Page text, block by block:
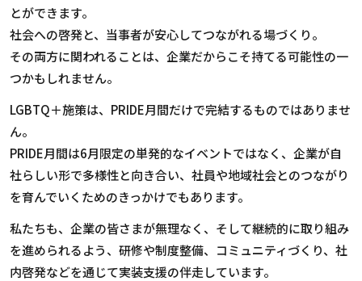
とができます。
社会への啓発と、当事者が安心してつながれる場づくり。
その両方に関われることは、企業だからこそ持てる可能性の一
つかもしれません。
LGBTQ＋施策は、 PRIDE月間だけで完結するものではありませ
ん。
PRIDE月間は6月限定の単発的なイベントではなく、企業が自
社らしい形で多様性と向き合い、社員や地域社会とのつながり
を育んでいくためのきっかけでもあります。
私たちも、企業の皆さまが無理なく、そして継続的に取り組み
を進められるよう、研修や制度整備、コミュニティづくり、社
内啓発などを通じて実装支援の伴走しています。